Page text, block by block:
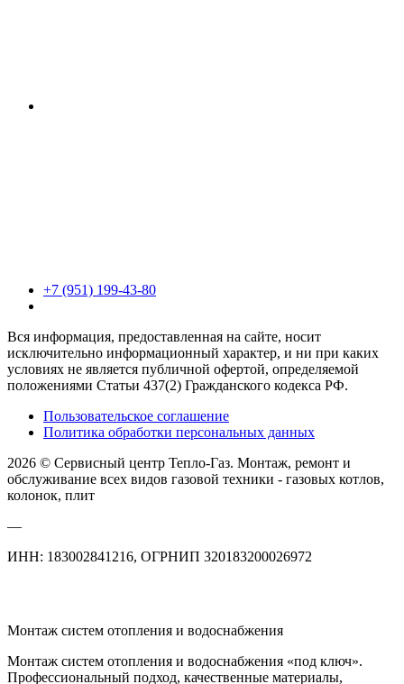
+7 (951) 199-43-80
Вся информация, предоставленная на сайте, носит
исключительно информационный характер, и ни при каких
условиях не является публичной офертой, определяемой
положениями Статьи 437(2) Гражданского кодекса РФ.
Пользовательское соглашение
Политика обработки персональных данных
2026 © Сервисный центр Тепло-Газ. Монтаж, ремонт и
обслуживание всех видов газовой техники - газовых котлов,
колонок, плит
—
ИНН: 183002841216, ОГРНИП 320183200026972
Монтаж систем отопления и водоснабжения
Монтаж систем отопления и водоснабжения «под ключ».
Профессиональный подход, качественные материалы,